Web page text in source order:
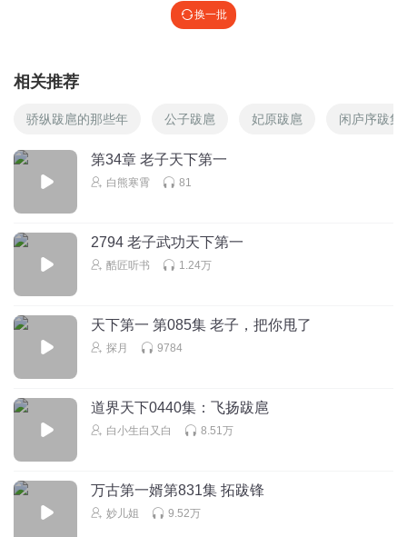
换一批
相关推荐
骄纵跋扈的那些年 公子跋扈 妃原跋扈 闲庐序跋集
第34章 老子天下第一
白熊寒霄 81
2794 老子武功天下第一
酷匠听书 1.24万
天下第一 第085集 老子，把你甩了
探月 9784
道界天下0440集：飞扬跋扈
白小生白又白 8.51万
万古第一婿第831集 拓跋锋
妙儿姐 9.52万